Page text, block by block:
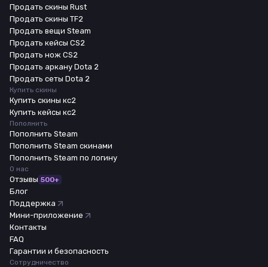
Продать скины Rust
Продать скины TF2
Продать вещи Steam
Продать кейсы CS2
Продать нож CS2
Продать аркану Dota 2
Продать сеты Dota 2
Купить скины
Купить скины кс2
Купить кейсы кс2
Пополнить
Пополнить Steam
Пополнить Steam скинами
Пополнить Steam по логину
О нас
Отзывы 500+
Блог
Поддержка
Мини-приложение
Контакты
FAQ
Гарантии и безопасность
Сотрудничество